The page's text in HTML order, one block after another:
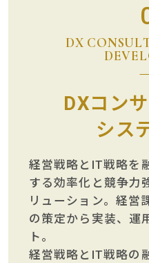
DX
DXコン
シス
経営戦略とIT戦略を
する効率化と競争力
リューション。経営
の策定から実装、運
ト。
経営戦略とIT戦略の